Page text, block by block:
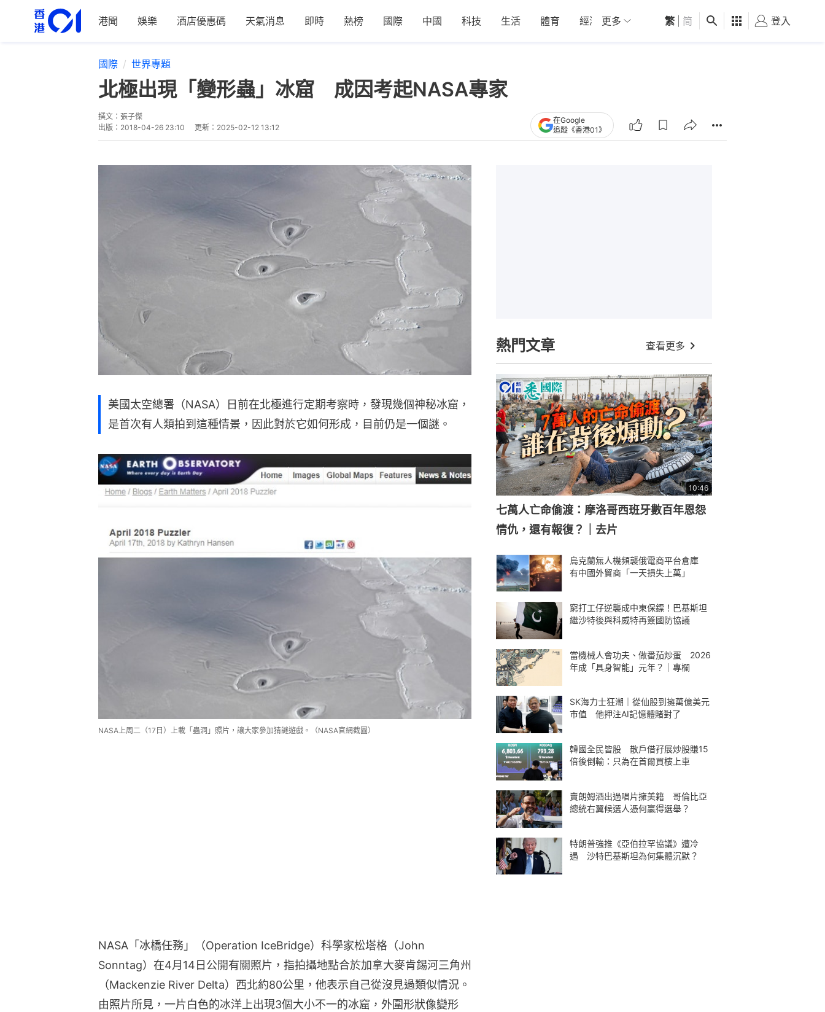
港聞 娛樂 酒店優惠碼 天氣消息 即時 熱榜 國際 中國 科技 生活 體育 經濟 01深圳 觀點 健康 好食玩飛
更多 繁 简 登入
國際 世界專題
北極出現「變形蟲」冰窟 成因考起NASA專家
撰文： 張子傑
出版： 2018-04-26 23:10 更新： 2025-02-12 13:12
在Google
追蹤《香港01》
美國太空總署（NASA）日前在北極進行定期考察時，發現幾個神秘冰窟，
是首次有人類拍到這種情景，因此對於它如何形成，目前仍是一個謎。
NASA上周二（17日）上載「蟲洞」照片，讓大家參加猜謎遊戲。（NASA官網截圖）
NASA「冰橋任務」（Operation IceBridge）科學家松塔格（John
Sonntag）在4月14日公開有關照片，指拍攝地點合於加拿大麥肯錫河三角州
（Mackenzie River Delta）西北約80公里，他表示自己從沒見過類似情況。
由照片所見，一片白色的冰洋上出現3個大小不一的冰窟，外圍形狀像變形
熱門文章 查看更多
10:46
七萬人亡命偷渡：摩洛哥西班牙數百年恩怨
情仇，還有報復？｜去片
烏克蘭無人機頻襲俄電商平台倉庫
有中國外貿商「一天損失上萬」
窮打工仔逆襲成中東保鏢！巴基斯坦
繼沙特後與科威特再簽國防協議
當機械人會功夫、做番茄炒蛋 2026
年成「具身智能」元年？｜專欄
SK海力士狂潮｜從仙股到擁萬億美元
市值 他押注AI記憶體賭對了
韓國全民皆股 散戶借孖展炒股賺15
倍後倒輸：只為在首爾買樓上車
賣朗姆酒出過唱片擁美籍 哥倫比亞
總統右翼候選人憑何贏得選舉？
特朗普強推《亞伯拉罕協議》遭冷
遇 沙特巴基斯坦為何集體沉默？